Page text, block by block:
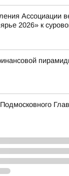
Ассоциации
2026» к